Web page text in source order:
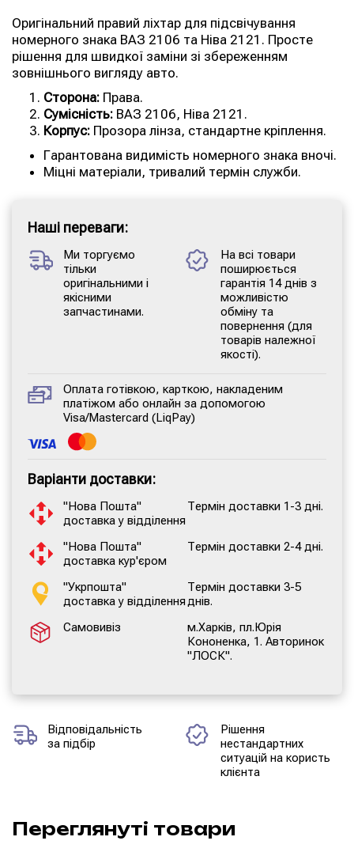
Оригінальний правий ліхтар для підсвічування
номерного знака ВАЗ 2106 та Ніва 2121. Просте
рішення для швидкої заміни зі збереженням
зовнішнього вигляду авто.
Сторона: Права.
Сумісність: ВАЗ 2106, Ніва 2121.
Корпус: Прозора лінза, стандартне кріплення.
Гарантована видимість номерного знака вночі.
Міцні матеріали, тривалий термін служби.
Наші переваги:
Ми торгуємо
тільки
оригінальними і
якісними
запчастинами.
На всі товари
поширюється
гарантія 14 днів з
можливістю
обміну та
повернення (для
товарів належної
якості).
Оплата готівкою, карткою, накладеним
платіжом або онлайн за допомогою
Visa/Mastercard (LiqPay)
Варіанти доставки:
"Нова Пошта"
доставка у відділення
Термін доставки 1-3 дні.
"Нова Пошта"
доставка кур'єром
Термін доставки 2-4 дні.
"Укрпошта"
доставка у відділення
Термін доставки 3-5
днів.
Самовивіз
м.Харків, пл.Юрія
Кононенка, 1. Авторинок
"ЛОСК".
Відповідальність
за підбір
Рішення
нестандартних
ситуацій на користь
клієнта
Переглянуті товари